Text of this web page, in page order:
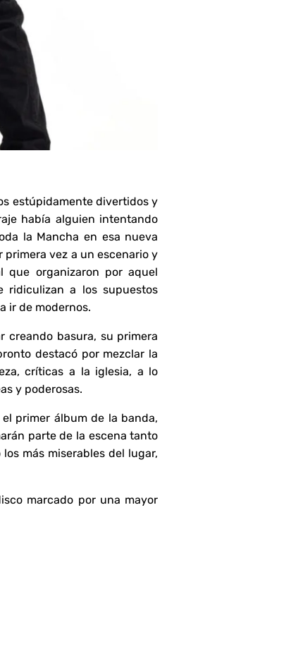
estúpidamente divertidos y
había alguien intentando
la Mancha en esa nueva
vez a un escenario y
que organizaron por aquel
ridiculizan a los supuestos
ir de modernos.
creando basura, su primera
destacó por mezclar la
críticas a la iglesia, a lo
y poderosas.
primer álbum de la banda,
parte de la escena tanto
más miserables del lugar,
marcado por una mayor